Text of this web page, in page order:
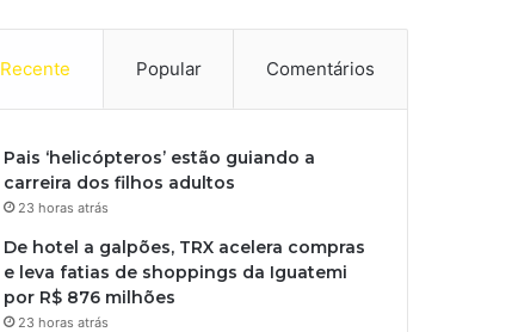
Recente Popular Comentários
Pais ‘helicópteros’ estão guiando a
carreira dos filhos adultos
23 horas atrás
De hotel a galpões, TRX acelera compras
e leva fatias de shoppings da Iguatemi
por R$ 876 milhões
23 horas atrás